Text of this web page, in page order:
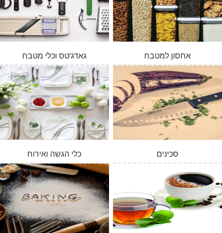
גאדג'טס וכלי מטבח אחסון למטבח
כלי הגשה ואירוח סכינים